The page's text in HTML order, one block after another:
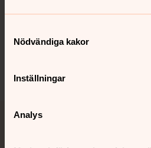
Nödvändiga kakor
Inställningar
Analys
Sociala kanaler